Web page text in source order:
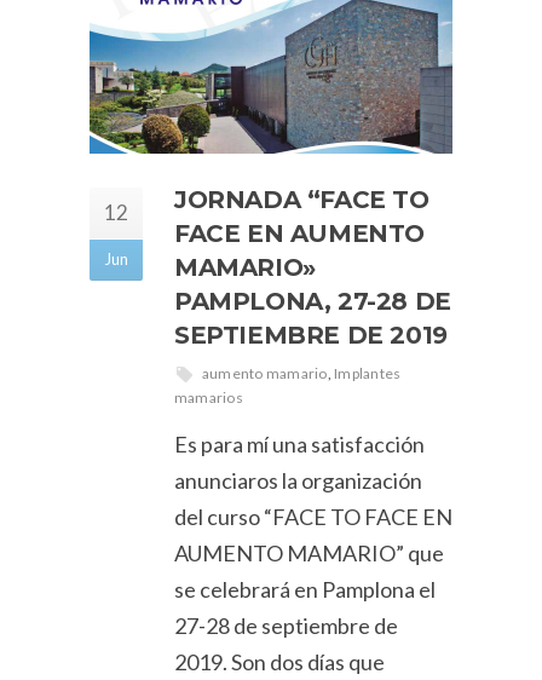
12
Jun
JORNADA “FACE TO
FACE EN AUMENTO
MAMARIO»
PAMPLONA, 27-28 DE
SEPTIEMBRE DE 2019
aumento mamario, Implantes
mamarios
Es para mí una satisfacción
anunciaros la organización
del curso “FACE TO FACE EN
AUMENTO MAMARIO” que
se celebrará en Pamplona el
27-28 de septiembre de
2019. Son dos días que